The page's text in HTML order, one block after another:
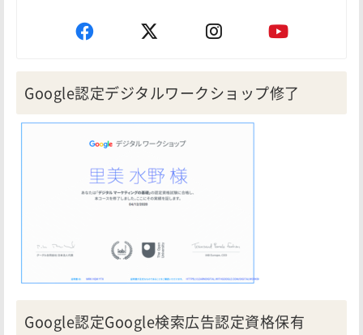
Google認定デジタルワークショップ修了
Google認定Google検索広告認定資格保有